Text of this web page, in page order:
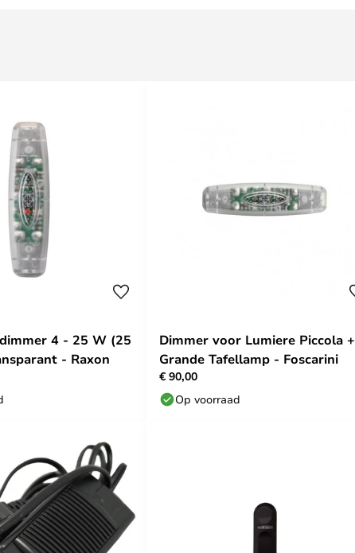
4 - 25 W (25
- Raxon
Dimmer voor Lumiere Piccola +
Grande Tafellamp - Foscarini
€ 90,00
Op voorraad